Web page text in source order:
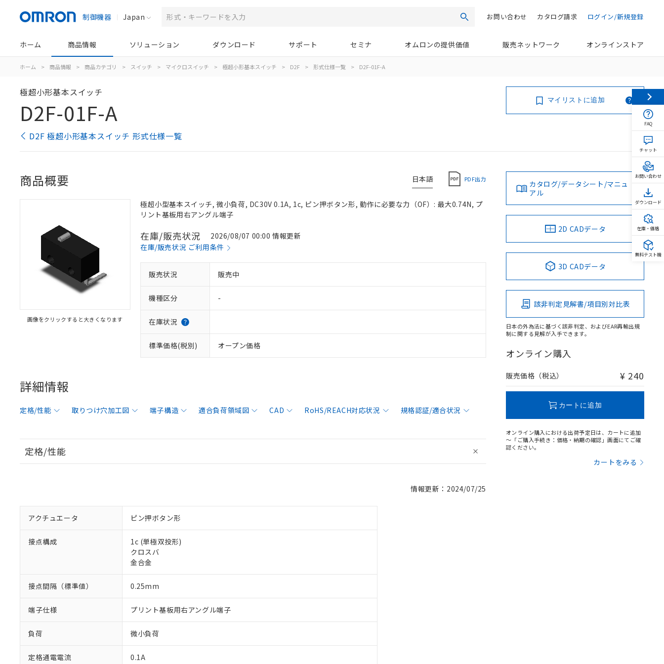
制御機器 Japan 検索 ログイン/新規登録
カタログ請求
お問い合わせ
ホーム 商品情報 ソリューション ダウンロード サポート セミナ オムロンの提供価値 販売ネットワーク オンラインストア
ホーム > 商品情報 > 商品カテゴリ > スイッチ > マイクロスイッチ > 極超小形基本スイッチ > D2F > 形式仕様一覧 > D2F-01F-A
極超小形基本スイッチ
D2F-01F-A
D2F 極超小形基本スイッチ 形式仕様一覧
マイリストに追加
日本語 PDF出力
商品概要
画像をクリックすると大きくなります
極超小型基本スイッチ, 微小負荷, DC30V 0.1A, 1c, ピン押ボタン形, 動作に必要な力（OF）: 最大0.74N, プ
リント基板用右アングル端子
在庫/販売状況
2026/08/07 00:00 情報更新
在庫/販売状況 ご利用条件
販売状況 販売中
機種区分 -
在庫状況
標準価格(税別) オープン価格
詳細情報
定格/性能 取りつけ穴加工図 端子構造 適合負荷領域図 CAD RoHS/REACH対応状況 規格認証/適合状況
定格/性能
情報更新：2024/07/25
アクチュエータ ピン押ボタン形
接点構成
1c (単極双投形)
クロスバ
金合金
接点間隔（標準値） 0.25mm
端子仕様 プリント基板用右アングル端子
負荷 微小負荷
定格通電電流 0.1A
カタログ/データシート/マニュ
アル
2D CADデータ
3D CADデータ
該非判定見解書/項目別対比表
日本の外為法に基づく該非判定、およびEAR再輸出規
制に関する見解が入手できます。
オンライン購入
販売価格（税込） ¥ 240
カートに追加
オンライン購入における出荷予定日は、カートに追加
～「ご購入手続き：価格・納期の確認」画面にてご確
認ください。
カートをみる
FAQ
チャット
お問い合わせ
ダウンロード
在庫・価格
無料テスト機